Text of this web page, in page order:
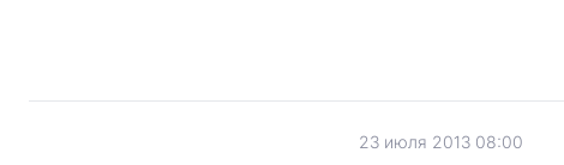
23 июля 2013 08:00